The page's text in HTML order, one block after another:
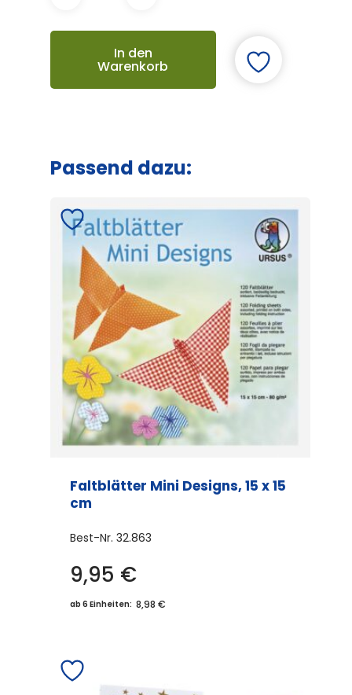
In den
Warenkorb
Passend dazu:
Faltblätter Mini Designs, 15 x 15
cm
Best-Nr. 32.863
9,95 €
ab 6 Einheiten: 8,98 €